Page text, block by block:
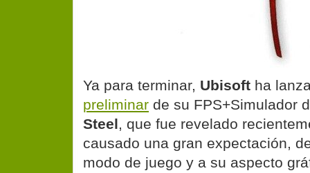
Ya para terminar, Ubisoft ha
preliminar de su FPS+Simulador
Steel, que fue revelado
causado una gran expectación,
modo de juego y a su aspecto